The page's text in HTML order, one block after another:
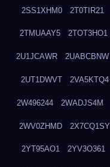
2SS1XHM0 2T0TIR21
2TMUAAY5 2TOT3HO1
2U1JCAWR 2UABCBNW
2UT1DWVT 2VA5KTQ4
2W496244 2WADJS4M
2WV0ZHMD 2X7CQ1SY
2YT95AO1 2YV3O361